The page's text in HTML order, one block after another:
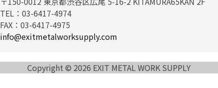
TEL：03-6417-4974
FAX：03-6417-4975
info@exitmetalworksupply.com
Copyright © 2026 EXIT METAL WORK SUPPLY